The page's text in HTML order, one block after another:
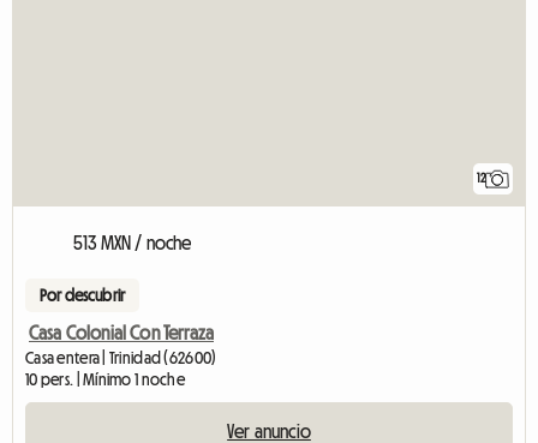
12
513 MXN / noche
Por descubrir
Casa Colonial Con Terraza
Casa entera | Trinidad (62600)
10 pers. | Mínimo 1 noche
Ver anuncio